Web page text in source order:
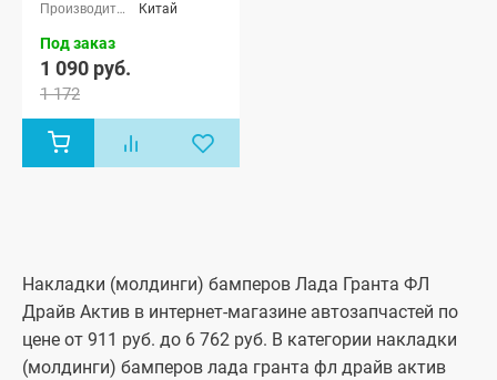
Китай
Под заказ
1 090 руб.
1 172
Накладки (молдинги) бамперов Лада Гранта ФЛ
Драйв Актив в интернет-магазине автозапчастей по
цене от 911 руб. до 6 762 руб. В категории накладки
(молдинги) бамперов лада гранта фл драйв актив